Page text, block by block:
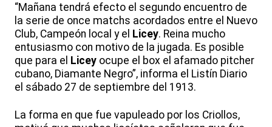
“Mañana tendrá efecto el segundo encuentro de
la serie de once matchs acordados entre el Nuevo
Club, Campeón local y el Licey. Reina mucho
entusiasmo con motivo de la jugada. Es posible
que para el Licey ocupe el box el afamado pitcher
cubano, Diamante Negro”, informa el Listín Diario
el sábado 27 de septiembre del 1913.
La forma en que fue vapuleado por los Criollos,